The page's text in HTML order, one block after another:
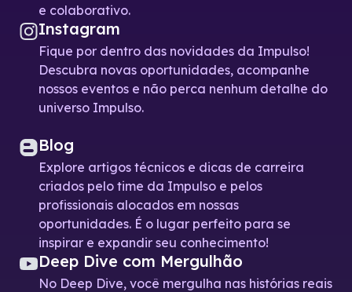
e colaborativo.
Instagram
Fique por dentro das novidades da Impulso!
Descubra novas oportunidades, acompanhe
nossos eventos e não perca nenhum detalhe do
universo Impulso.
Blog
Explore artigos técnicos e dicas de carreira
criados pelo time da Impulso e pelos
profissionais alocados em nossas
oportunidades. É o lugar perfeito para se
inspirar e expandir seu conhecimento!
Deep Dive com Mergulhão
No Deep Dive, você mergulha nas histórias reais